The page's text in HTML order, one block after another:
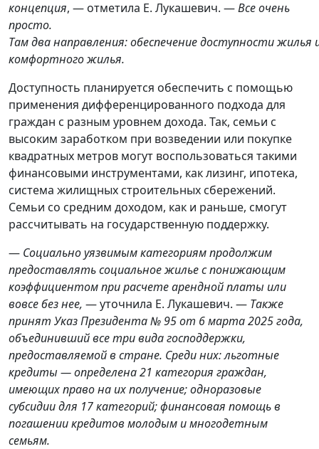
концепция, — отметила Е. Лукашевич. —Все очень
просто.
Тамдванаправления:обеспечениедоступностижилья
комфортного жилья.
Доступность планируется обеспечить с помощью
применения дифференцированного подхода для
граждан с разным уровнем дохода. Так, семьи с
высоким заработком при возведении или покупке
квадратных метров могут воспользоваться такими
финансовыми инструментами, как лизинг, ипотека,
система жилищных строительных сбережений.
Семьи со средним доходом, как и раньше, смогут
рассчитывать на государственную поддержку.
— Социально уязвимым категориям продолжим
предоставлятьсоциальноежилье с понижающим
коэффициентом при расчете арендной платы или
вовсе безнее, — уточнила Е. Лукашевич. — Также
принят УказПрезидента№95 от 6 марта 2025года,
объединившийвсетривида господдержки,
предоставляемойв стране. Среди них:льготные
кредиты —определена 21 категория граждан,
имеющих право на их получение;одноразовые
субсидиидля 17категорий;финансовая помощь в
погашении кредитов молодым и многодетным
семьям.